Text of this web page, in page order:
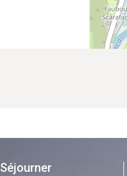
Séjourner